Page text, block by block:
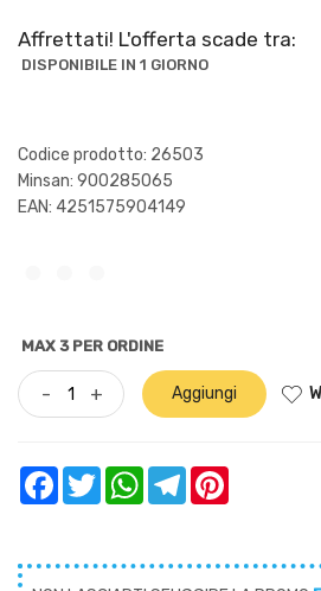
Affrettati! L'offerta scade tra:
DISPONIBILE IN 1 GIORNO
Codice prodotto: 26503
Minsan: 900285065
EAN: 4251575904149
MAX 3 PER ORDINE
- + Aggiungi
FacebookTwitterWhatsAppTelegram